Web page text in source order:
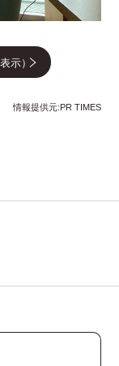
示）
情報提供元:PR TIMES